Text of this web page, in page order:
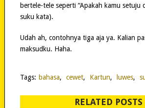
bertele-tele seperti “Apakah kamu setuju
suku kata).
Udah ah, contohnya tiga aja ya. Kalian
maksudku. Haha.
Tags: bahasa, cewet, Kartun, luwes,
RELATED POSTS